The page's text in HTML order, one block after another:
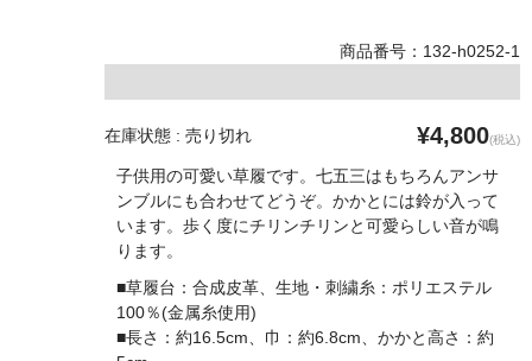
商品番号：132-h0252-1
在庫状態 : 売り切れ ¥4,800(税込)
子供用の可愛い草履です。七五三はもちろんアンサ
ンブルにも合わせてどうぞ。かかとには鈴が入って
います。歩く度にチリンチリンと可愛らしい音が鳴
ります。
■草履台：合成皮革、生地・刺繍糸：ポリエステル
100％(金属糸使用)
■長さ：約16.5cm、巾：約6.8cm、かかと高さ：約